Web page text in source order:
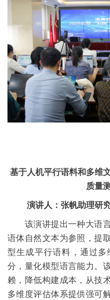
基于人机平行语料和多维
质量
演讲人：张帆助理研
该演讲提出一种大语言
语体自然文本为参照，提
型生成平行语料，通过
分，量化模型语言能力。
赖，降低构建成本，从技
多维度评估体系提供强可